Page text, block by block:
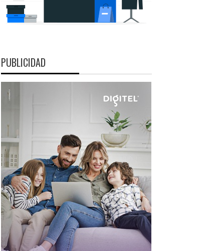
PUBLICIDAD